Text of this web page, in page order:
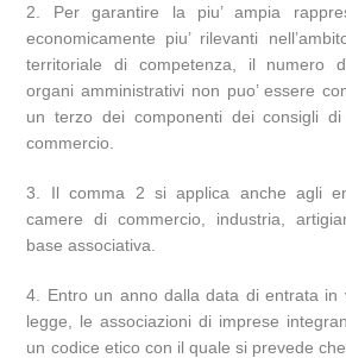
2. Per garantire la piu’ ampia
economicamente piu’ rilevanti
territoriale di competenza, il numero
organi amministrativi non puo’ essere
un terzo dei componenti dei consigli
commercio.
3. Il comma 2 si applica anche agli
camere di commercio, industria,
base associativa.
4. Entro un anno dalla data di entrata in
legge, le associazioni di imprese
un codice etico con il quale si prevede